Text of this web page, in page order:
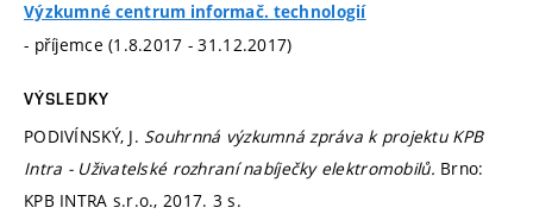
Výzkumné centrum informač. technologií
- příjemce (1.8.2017 - 31.12.2017)
VÝSLEDKY
PODIVÍNSKÝ, J. Souhrnná výzkumná zpráva k projektu KPB
Intra - Uživatelské rozhraní nabíječky elektromobilů. Brno:
KPB INTRA s.r.o., 2017. 3 s.